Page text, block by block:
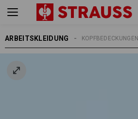
ARBEITSKLEIDUNG KOPFBEDECKUNGEN
ACCESSOIRES